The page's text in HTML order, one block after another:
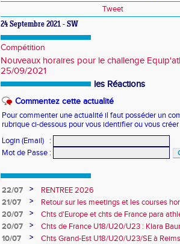
Tweet
24 Septembre 2021 - SW
Compétition
Nouveaux horaires pour le challenge
25/09/2021
les Réactions
Commentez cette actualité
Pour commenter une actualité il faut posséder un
rubrique ci-dessous pour vous identifier ou vous
Login (Email)
:
Mot de Passe :
22/07 >
RENTREE 2026
21/07
>
Retour sur les meetings et les courses
20/07
>
Chts d'Europe et chts de France para
champion d'Europe et multiples
20/07 >
Chts de France U18/U20/U23 : Klara
10e
10/07 >
Chts Grand-Est U18/U20/U23/SE à